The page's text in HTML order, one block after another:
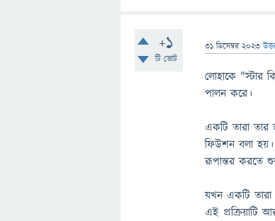
+1
টি ভোট
31 ডিসেম্বর 2023
লোহাকে "স্টার
পালন করে।
একটি তারা তার
ফিউশন বলা হয়।
রূপান্তর করতে
যখন একটি
এই প্রক্রিয়াটি